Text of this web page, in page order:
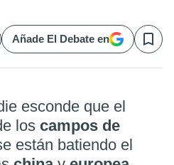
Añade El Debate en Save
esconde que el
los campos de
están batiendo el